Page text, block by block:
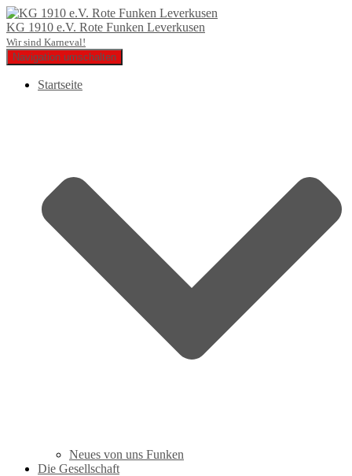
KG 1910 e.V. Rote Funken Leverkusen
Wir sind Karneval!
Navigation umschalten
Startseite
Neues von uns Funken
Die Gesellschaft